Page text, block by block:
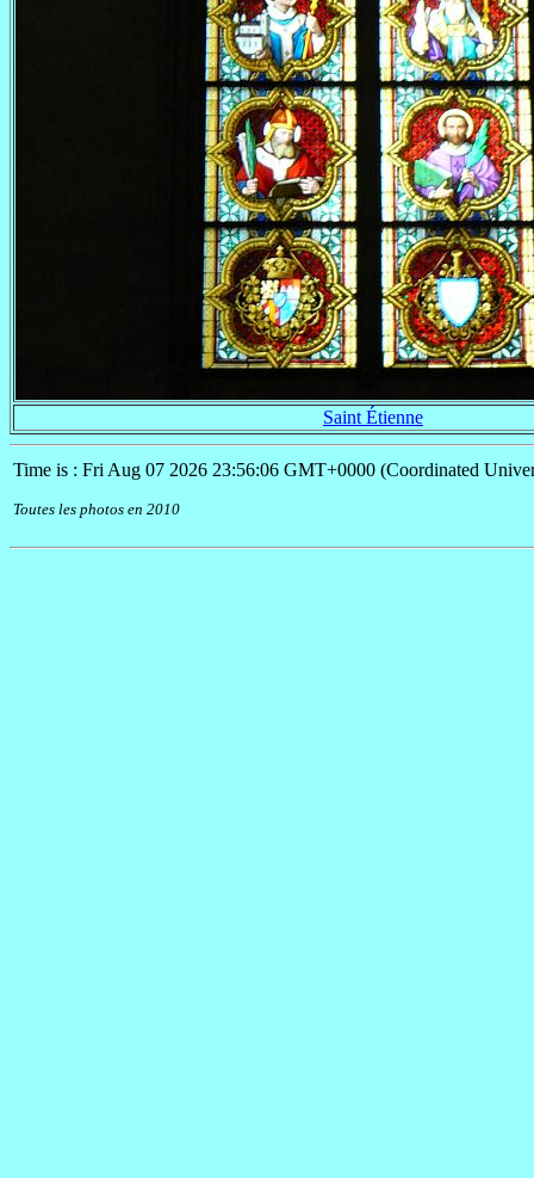
Saint Étienne
Time is : Fri Aug 07 2026 23:56:06 GMT+0000 (Coordinated
Toutes les photos en 2010